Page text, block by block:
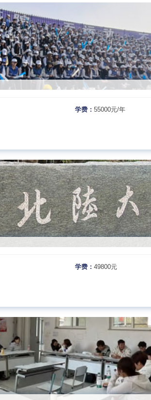
学费：55000元/年
学费：49800元